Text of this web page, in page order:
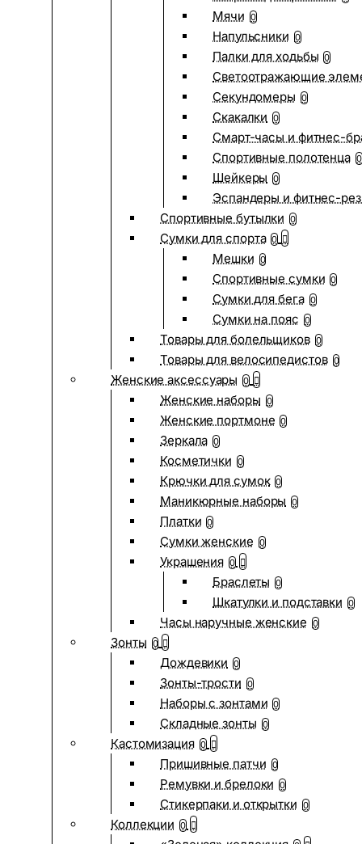
Мячи 0
Напульсники 0
Палки для ходьбы 0
Светоотражающие
Секундомеры 0
Скакалки 0
Смарт-часы и фитнес-
Спортивные полотенца 0
Шейкеры 0
Эспандеры и фитнес-
Спортивные бутылки 0
Сумки для спорта 0
Мешки 0
Спортивные сумки 0
Сумки для бега 0
Сумки на пояс 0
Товары для болельщиков 0
Товары для велосипедистов 0
Женские аксессуары 0
Женские наборы 0
Женские портмоне 0
Зеркала 0
Косметички 0
Крючки для сумок 0
Маникюрные наборы 0
Платки 0
Сумки женские 0
Украшения 0
Браслеты 0
Шкатулки и подставки 0
Часы наручные женские 0
Зонты 0
Дождевики 0
Зонты-трости 0
Наборы с зонтами 0
Складные зонты 0
Кастомизация 0
Пришивные патчи 0
Ремувки и брелоки 0
Стикерпаки и открытки 0
Коллекции 0